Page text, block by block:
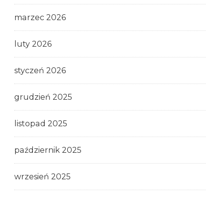
marzec 2026
luty 2026
styczeń 2026
grudzień 2025
listopad 2025
październik 2025
wrzesień 2025